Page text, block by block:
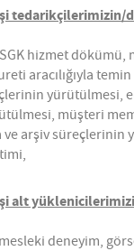
tedarikçilerimizin/
hizmet
aracılığıyla
müşteri
ve arşiv
alt
deneyim,